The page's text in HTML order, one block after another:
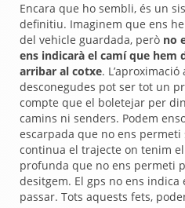
Encara que ho sembli, és un
definitiu. Imaginem que ens
del vehicle guardada, però no
ens indicarà el camí que hem
arribar al cotxe.
desconegudes pot ser tot un
compte que el boletejar per
camins ni senders. Podem
escarpada que no ens permeti
continua el trajecte on tenim
profunda que no ens permeti
desitgem. El gps no ens
passar. Tots aquests fets,